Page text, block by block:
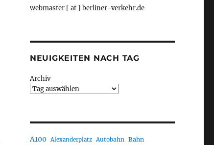
webmaster [ at ] berliner-verkehr.de
NEUIGKEITEN NACH TAG
Archiv
A100 Alexanderplatz Autobahn Bahn